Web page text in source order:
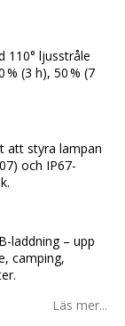
110° ljusstråle
(3 h), 50 % (7
att styra lampan
och IP67-
laddning – upp
camping,
Läs mer...